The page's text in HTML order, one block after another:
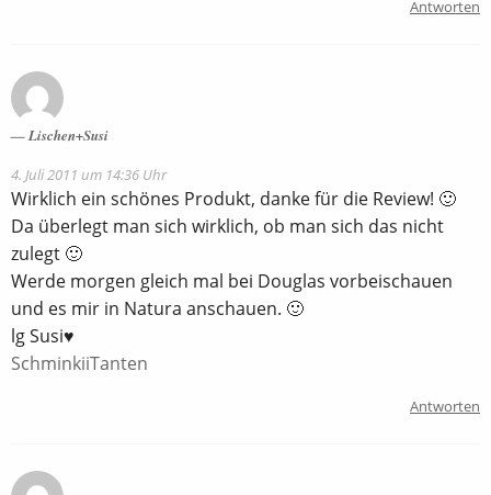
Antworten
Lischen+Susi
4. Juli 2011 um 14:36 Uhr
Wirklich ein schönes Produkt, danke für die Review! 🙂
Da überlegt man sich wirklich, ob man sich das nicht
zulegt 🙂
Werde morgen gleich mal bei Douglas vorbeischauen
und es mir in Natura anschauen. 🙂
lg Susi♥
SchminkiiTanten
Antworten